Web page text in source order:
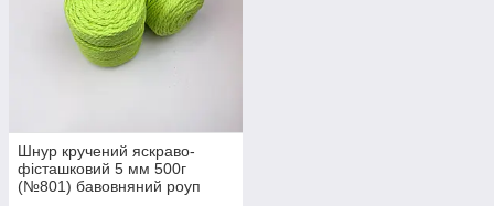
Шнур кручений яскраво-
фісташковий 5 мм 500г
(№801) бавовняний роуп